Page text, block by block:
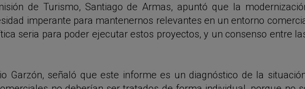
de Turismo, Santiago de Armas, apuntó que la
imperante para mantenernos relevantes en un entorno
seria para poder ejecutar estos proyectos, y un consenso entre
Garzón, señaló que este informe es un diagnóstico de la